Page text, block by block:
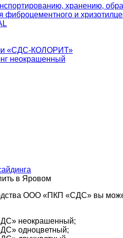
хранению,
фиброцементного и
«СДС-КОЛОРИТ»
неокрашенный
в Яровом
ООО «ПКП «СДС» вы
неокрашенный;
одноцветный;